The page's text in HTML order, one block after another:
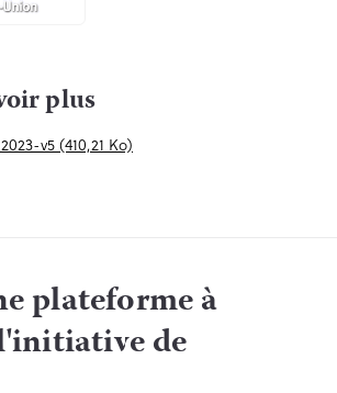
plus
v5 (410,21 Ko)
plateforme à
de